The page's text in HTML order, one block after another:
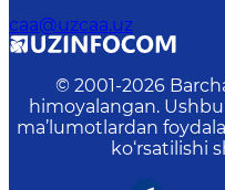
caa@uzcaa.uz
© 2001-2026
himoyalangan.
ma’lumotlardan
ko‘rsatilishi